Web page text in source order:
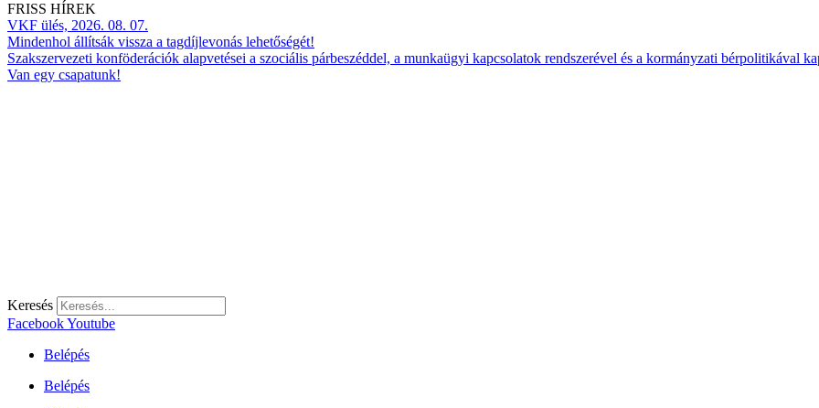
FRISS HÍREK
VKF ülés, 2026. 08. 07.
Mindenhol állítsák vissza a tagdíjlevonás lehetőségét!
Szakszervezeti konföderációk alapvetései a szociális párbeszéddel, a munkaügyi kapcsolatok rendszerével és a kormányzati bérpolitikával
Van egy csapatunk!
Keresés
FacebookYoutube
Belépés
Belépés